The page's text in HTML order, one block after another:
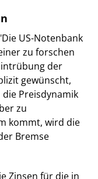
US-Notenbank
zu forschen
der
gewünscht,
Preisdynamik
zu
kommt, wird die
Bremse
Zinsen für die in